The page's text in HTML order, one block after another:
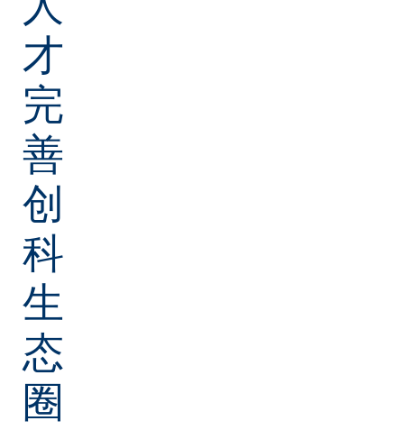
才
完
善
创
科
生
态
圈